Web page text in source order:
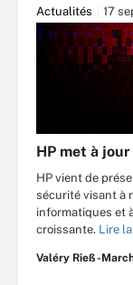
Actualités 17
HP met à
HP vient de
sécurité visant à
informatiques et
croissante. Lire
Valéry Rieß-